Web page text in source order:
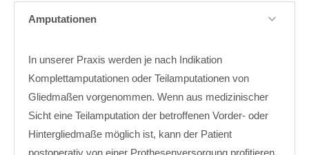
Amputationen
In unserer Praxis werden je nach Indikation
Komplettamputationen oder Teilamputationen von
Gliedmaßen vorgenommen. Wenn aus medizinischer
Sicht eine Teilamputation der betroffenen Vorder- oder
Hintergliedmaße möglich ist, kann der Patient
postoperativ von einer Prothesenversorgung profitieren.